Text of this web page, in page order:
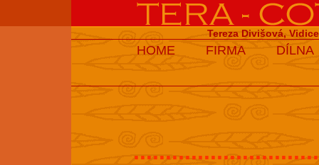
Tereza Divišová,
HOME FIRMA DÍLNA